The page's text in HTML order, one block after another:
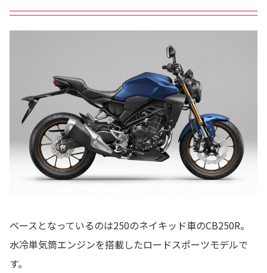
ベースとなっているのは250のネイキッド車のCB250R。
水冷単気筒エンジンを搭載したロードスポーツモデルで
す。